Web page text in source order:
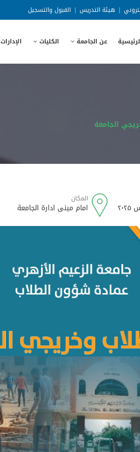
| هيئة التدريس | القبول والتسجيل
عن الجامعة الكليات الإدارات
الجامعة
المكان
امام مبنى ادارة الجامعة